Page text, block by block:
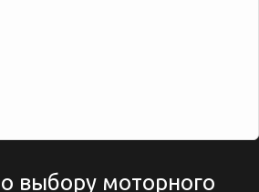
выбору моторного